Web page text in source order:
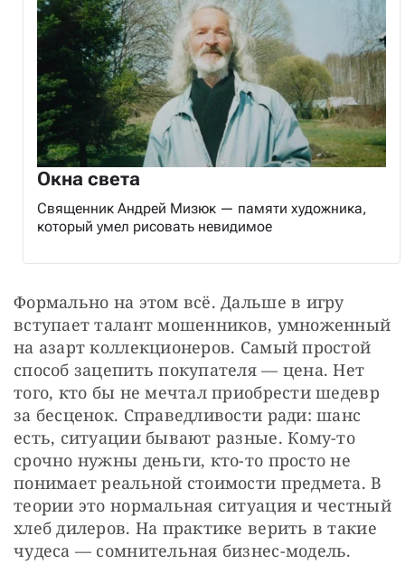
Окна света
Священник Андрей Мизюк — памяти художника,
который умел рисовать невидимое
Формально на этом всё. Дальше в игру
вступает талант мошенников, умноженный
на азарт коллекционеров. Самый простой
способ зацепить покупателя — цена. Нет
того, кто бы не мечтал приобрести шедевр
за бесценок. Справедливости ради: шанс
есть, ситуации бывают разные. Кому-то
срочно нужны деньги, кто-то просто не
понимает реальной стоимости предмета. В
теории это нормальная ситуация и честный
хлеб дилеров. На практике верить в такие
чудеса — сомнительная бизнес-модель.